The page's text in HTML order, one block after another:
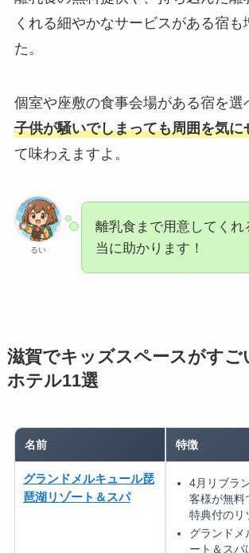
くれる細やかなサービスがある宿も
た。
個室や座敷の食事会場がある宿を選
子供が騒いでしまっても周囲を気に
て味わえますよ。
るい
離乳食まで用意してくれ
当に助かります！
滋賀でキッズスペースがすご
ホテル11選
名前 特徴
グランドメルキュール琵
琶湖リゾート＆スパ
4月リブラ
客様が無料
特典付のリ
グランドメ
ート＆スパ